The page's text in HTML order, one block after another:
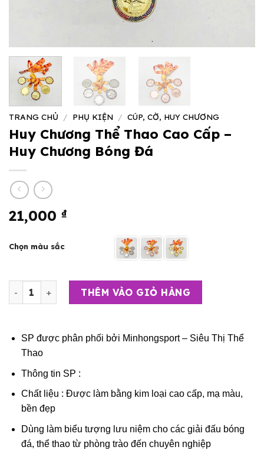
TRANG CHỦ / PHỤ KIỆN / CÚP, CỜ, HUY CHƯƠNG
Huy Chương Thể Thao Cao Cấp –
Huy Chương Bóng Đá
21,000 ₫
Chọn màu sắc
Huy Chương Thể Thao Cao Cấp – Huy Chương Bóng Đá
THÊM VÀO GIỎ HÀNG
SP được phân phối bởi Minhongsport – Siêu Thị Thể
Thao
Thông tin SP :
Chất liệu : Được làm bằng kim loại cao cấp, mạ màu,
bền đẹp
Dùng làm biểu tượng lưu niệm cho các giải đấu bóng
đá, thể thao từ phòng trào đến chuyên nghiệp